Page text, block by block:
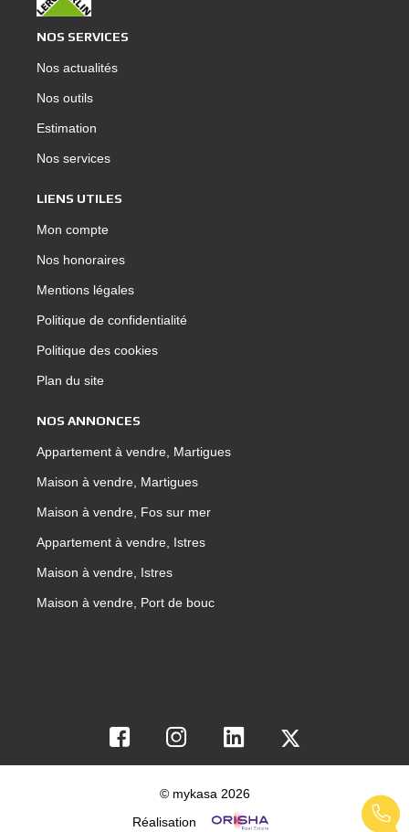
NOS SERVICES
Nos actualités
Nos outils
Estimation
Nos services
LIENS UTILES
Mon compte
Nos honoraires
Mentions légales
Politique de confidentialité
Politique des cookies
Plan du site
NOS ANNONCES
Appartement à vendre, Martigues
Maison à vendre, Martigues
Maison à vendre, Fos sur mer
Appartement à vendre, Istres
Maison à vendre, Istres
Maison à vendre, Port de bouc
© mykasa 2026
Réalisation